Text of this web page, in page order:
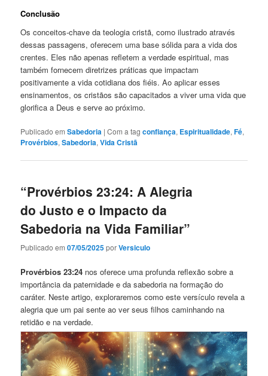
Conclusão
Os conceitos-chave da teologia cristã, como ilustrado através
dessas passagens, oferecem uma base sólida para a vida dos
crentes. Eles não apenas refletem a verdade espiritual, mas
também fornecem diretrizes práticas que impactam
positivamente a vida cotidiana dos fiéis. Ao aplicar esses
ensinamentos, os cristãos são capacitados a viver uma vida que
glorifica a Deus e serve ao próximo.
Publicado em Sabedoria |Com a tagconfiança, Espiritualidade,Fé,
Provérbios,Sabedoria,Vida Cristã
“Provérbios 23:24: A Alegria
do Justo e o Impacto da
Sabedoria na Vida Familiar”
Publicado em07/05/2025porVersiculo
Provérbios 23:24 nos oferece uma profunda reflexão sobre a
importância da paternidade e da sabedoria na formação do
caráter. Neste artigo, exploraremos como este versículo revela a
alegria que um pai sente ao ver seus filhos caminhando na
retidão e na verdade.